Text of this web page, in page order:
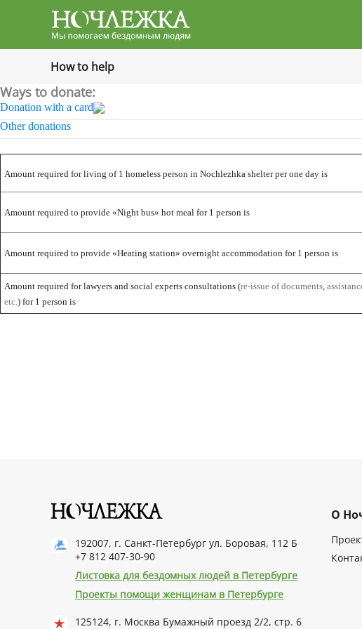
Баннер
How to help
Ways to donate:
Donation with a card
Other donations
Amount required for living of 1 homeless person in Nochlezhka shelter per one day is
Amount required to provide «Night bus» hot meal for 1 person is
Amount required to provide «Heating station» overnight accommodation for 1 person is
Amount required for lawyers and social experts consultations (re-issue of documents,
etc.) for 1 person is
192007, г. Санкт-Петербург ул. Боровая, 112 Б
+7 812 407-30-90
Листовка для бездомных людей в Петербурге
Проекты помощи женщинам в Петербурге
125124, г. Москва Бумажный проезд 2/2, стр. 6
О